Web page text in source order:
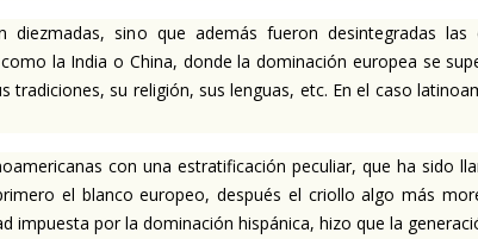
sino que además fueron desintegradas
la India o China, donde la dominación europea se
su religión, sus lenguas, etc. En el caso
con una estratificación peculiar, que ha sido
el blanco europeo, después el criollo algo más
impuesta por la dominación hispánica, hizo que la